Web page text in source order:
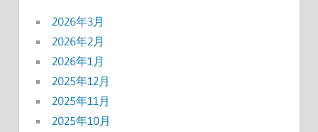
2026年3月
2026年2月
2026年1月
2025年12月
2025年11月
2025年10月